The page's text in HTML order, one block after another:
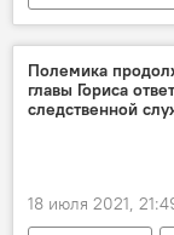
Политика
граница
Полемика
главы Гориса
следственной
18 июля 2021,